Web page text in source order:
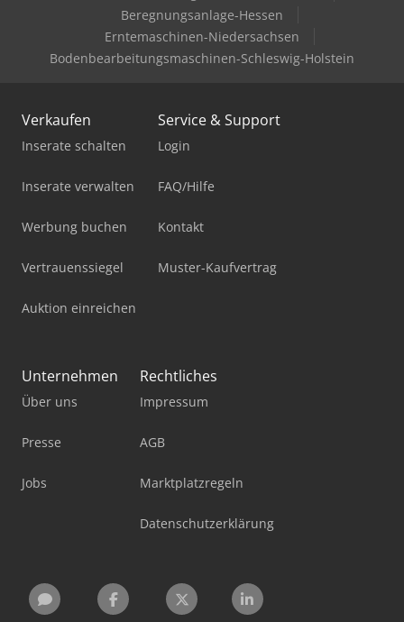
Beregnungsanlage-Hessen
Erntemaschinen-Niedersachsen
Bodenbearbeitungsmaschinen-Schleswig-Holstein
Verkaufen
Inserate schalten
Inserate verwalten
Werbung buchen
Vertrauenssiegel
Auktion einreichen
Service & Support
Login
FAQ/Hilfe
Kontakt
Muster-Kaufvertrag
Unternehmen
Über uns
Presse
Jobs
Rechtliches
Impressum
AGB
Marktplatzregeln
Datenschutzerklärung